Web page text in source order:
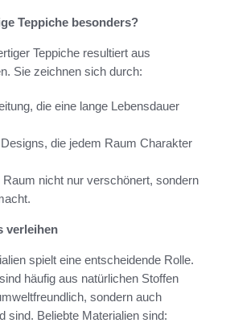
Teppiche besonders?
Teppiche resultiert aus
Sie zeichnen sich durch:
die eine lange Lebensdauer
die jedem Raum Charakter
Raum nicht nur verschönert, sondern
verleihen
spielt eine entscheidende Rolle.
häufig aus natürlichen Stoffen
sondern auch
sind. Beliebte Materialien sind: